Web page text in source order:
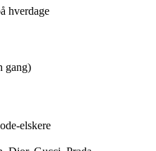
hverdage
gang)
elskere